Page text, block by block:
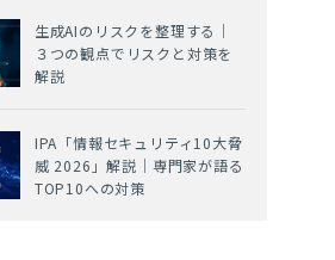
生成AIのリスクを整理する｜
３つの観点でリスクと対策を
解説
IPA「情報セキュリティ10大脅
威 2026」解説｜専門家が語る
TOP10への対策